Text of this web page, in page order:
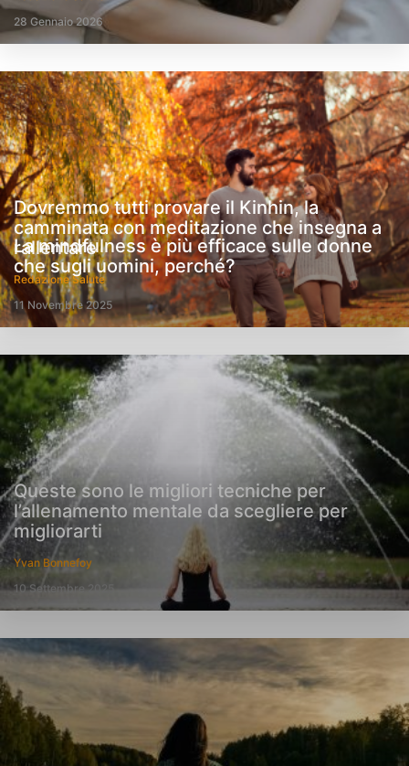
28 Gennaio 2026
Dovremmo tutti provare il Kinhin, la
camminata con meditazione che insegna a
rallentare
Redazione Salute
11 Novembre 2025
Queste sono le migliori tecniche per
l’allenamento mentale da scegliere per
migliorarti
Yvan Bonnefoy
10 Settembre 2025
La mindfulness è più efficace sulle donne
che sugli uomini, perché?